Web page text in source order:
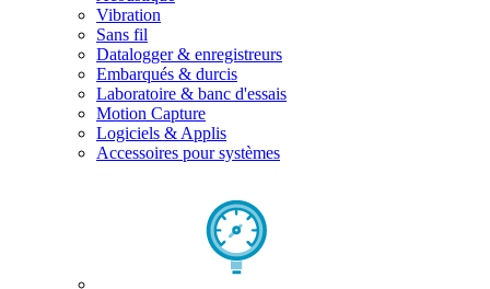
Vibration
Sans fil
Datalogger & enregistreurs
Embarqués & durcis
Laboratoire & banc d'essais
Motion Capture
Logiciels & Applis
Accessoires pour systèmes